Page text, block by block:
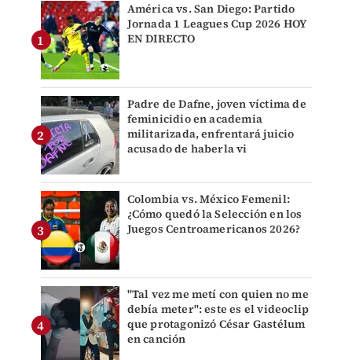
América vs. San Diego: Partido
Jornada 1 Leagues Cup 2026 HOY
EN DIRECTO
Padre de Dafne, joven víctima de
feminicidio en academia
militarizada, enfrentará juicio
acusado de haberla vi
Colombia vs. México Femenil:
¿Cómo quedó la Selección en los
Juegos Centroamericanos 2026?
"Tal vez me metí con quien no me
debía meter": este es el videoclip
que protagonizó César Gastélum
en canción